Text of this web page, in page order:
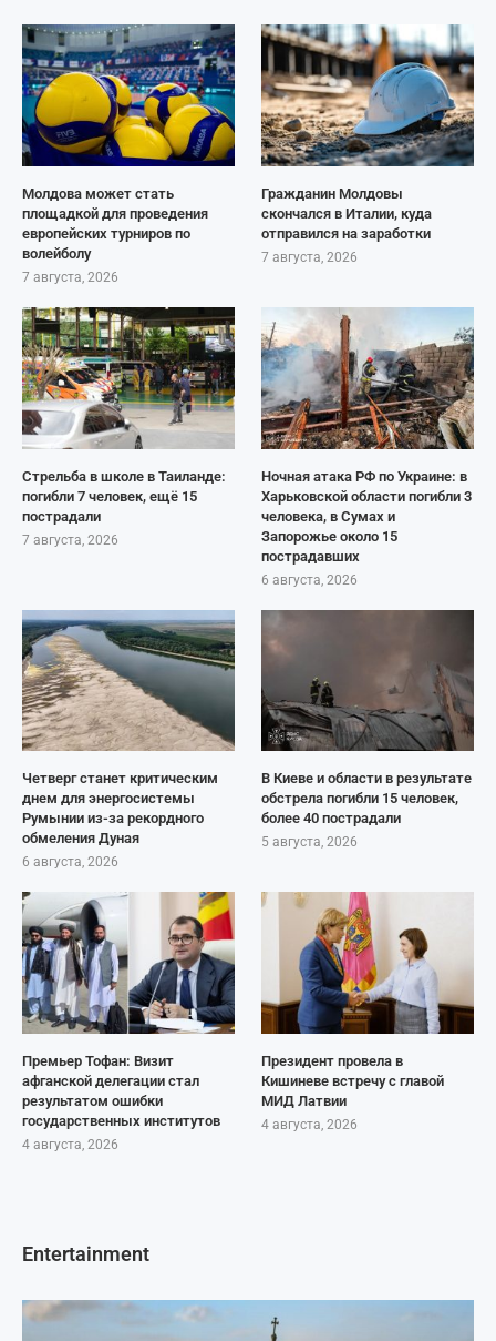
Молдова может стать
площадкой для проведения
европейских турниров по
волейболу
7 августа, 2026
Гражданин Молдовы
скончался в Италии, куда
отправился на заработки
7 августа, 2026
Стрельба в школе в Таиланде:
погибли 7 человек, ещё 15
пострадали
7 августа, 2026
Ночная атака РФ по Украине: в
Харьковской области погибли 3
человека, в Сумах и
Запорожье около 15
пострадавших
6 августа, 2026
Четверг станет критическим
днем для энергосистемы
Румынии из-за рекордного
обмеления Дуная
6 августа, 2026
В Киеве и области в результате
обстрела погибли 15 человек,
более 40 пострадали
5 августа, 2026
Премьер Тофан: Визит
афганской делегации стал
результатом ошибки
государственных институтов
4 августа, 2026
Президент провела в
Кишиневе встречу с главой
МИД Латвии
4 августа, 2026
Entertainment